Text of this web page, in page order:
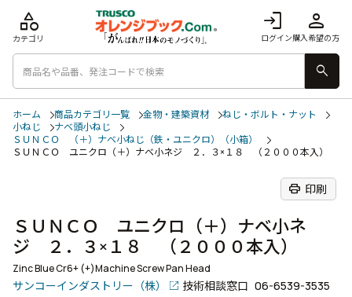
login
ログイン
person
購入希望の方
category
カテゴリ
search
ホーム 商品カテゴリ一覧 金物・建築資材
ねじ・ボルト・ナット
小ねじ
ナベ頭小ねじ
ＳＵＮＣＯ （＋）ナベ小ねじ（鉄・ユニクロ）（小箱）
ＳＵＮＣＯ ユニクロ（＋）ナベ小ネジ ２．３×１８ （２０００本入）
print 印刷
ＳＵＮＣＯ ユニクロ（＋）ナベ小ネ
ジ ２．３×１８ （２０００本入）
Zinc Blue Cr6+ (+)Machine Screw Pan Head
サンコーインダストリー（株） 技術相談窓口 06-6539-3535